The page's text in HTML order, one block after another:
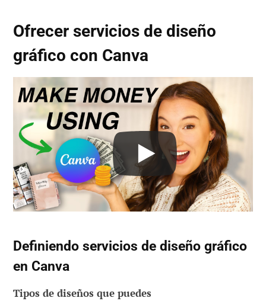
Ofrecer servicios de diseño
gráfico con Canva
Definiendo servicios de diseño gráfico
en Canva
Tipos de diseños que puedes